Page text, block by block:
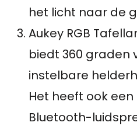
het licht naar de
Aukey RGB
biedt 360 graden
instelbare
Het heeft ook
Bluetooth-